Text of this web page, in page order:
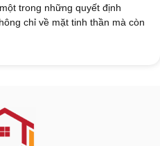
trong những quyết định
chỉ về mặt tinh thần mà còn